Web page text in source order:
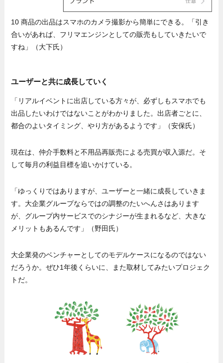
10 商品の出品はスマホのカメラ撮影から簡単にできる。「引き
合いがあれば、フリマエンジンとしての販売もしていきたいで
すね」（大下氏）
ユーザーと共に成長していく
「リアルイベントに出店している方々が、必ずしもスマホでも
出品したいわけではないことがわかりました。出店者ごとに、
都合のよいタイミング、やり方があるようです」（安保氏）
現在は、仲介手数料と不用品再販売による売買が収入源だ。そ
して毎月の利益目標を追いかけている。
「ゆっくりではありますが、ユーザーと一緒に成長していきま
す。大企業グループならではの調整のたいへんさはあります
が、グループ内サービスでのシナジーが生まれるなど、大きな
メリットもあるんです」（野田氏）
大企業発のベンチャーとしてのモデルケースになるのではない
だろうか。ぜひ1年後くらいに、また取材してみたいプロジェク
トだ。